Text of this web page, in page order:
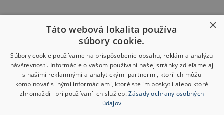
×
Táto webová lokalita používa
súbory cookie.
Súbory cookie používame na prispôsobenie obsahu, reklám a analýzu
návštevnosti. Informácie o vašom používaní našej stránky zdieľame aj
s našimi reklamnými a analytickými partnermi, ktorí ich môžu
kombinovať s inými informáciami, ktoré ste im poskytli alebo ktoré
zhromaždili pri používaní ich služieb.Zásady ochrany osobných
údajov